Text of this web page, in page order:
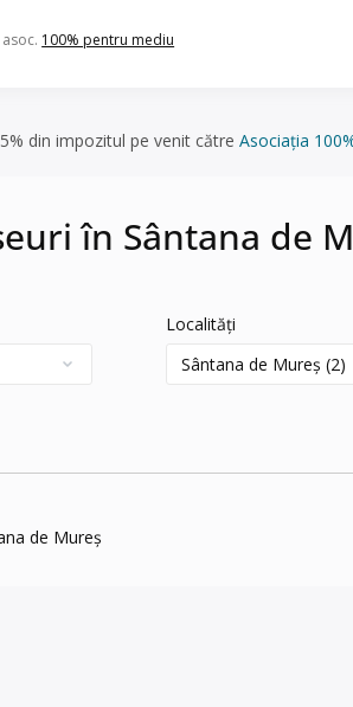
100% pentru mediu
din impozitul pe venit către Asociația
în Sântana de
Localități
de Mureș